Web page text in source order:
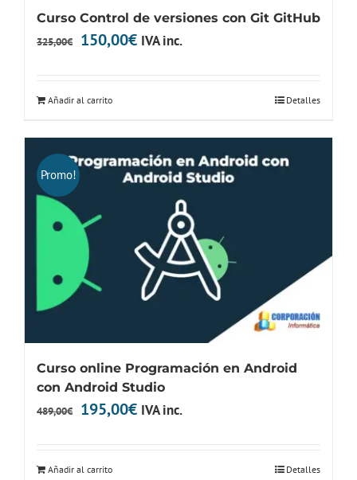
Curso Control de versiones con Git GitHub
325,00€
El
325,00€.
150,00€El
150,00€.
IVA inc.
Añadir al carrito Detalles
Promo!
Curso online Programación en Android
con Android Studio
489,00€
El
195,00€ElIVA inc.
Añadir al carrito Detalles